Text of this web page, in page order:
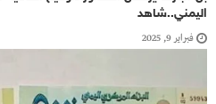
اليمني..شاهد
فبراير 9, 2025